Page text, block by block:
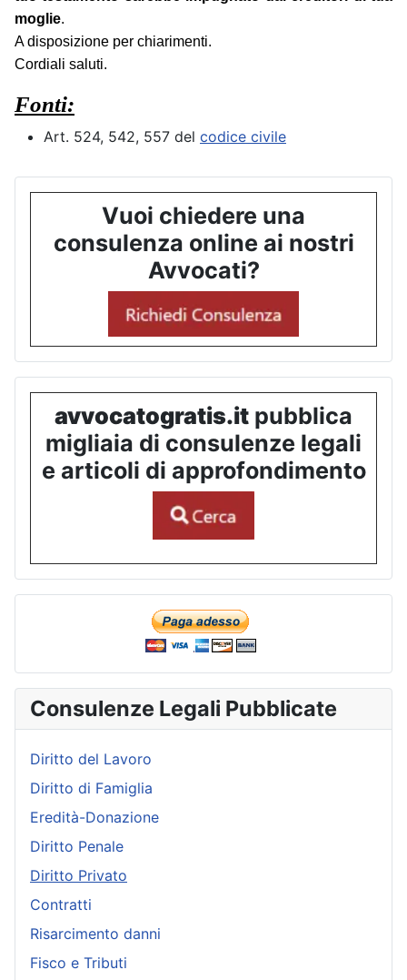
moglie.
A disposizione per chiarimenti.
Cordiali saluti.
Fonti:
Art. 524, 542, 557 del codice civile
Vuoi chiedere una
consulenza online ai nostri
Avvocati?
avvocatogratis.it pubblica
migliaia di consulenze legali
e articoli di approfondimento
Consulenze Legali Pubblicate
Diritto del Lavoro
Diritto di Famiglia
Eredità-Donazione
Diritto Penale
Diritto Privato
Contratti
Risarcimento danni
Fisco e Tributi